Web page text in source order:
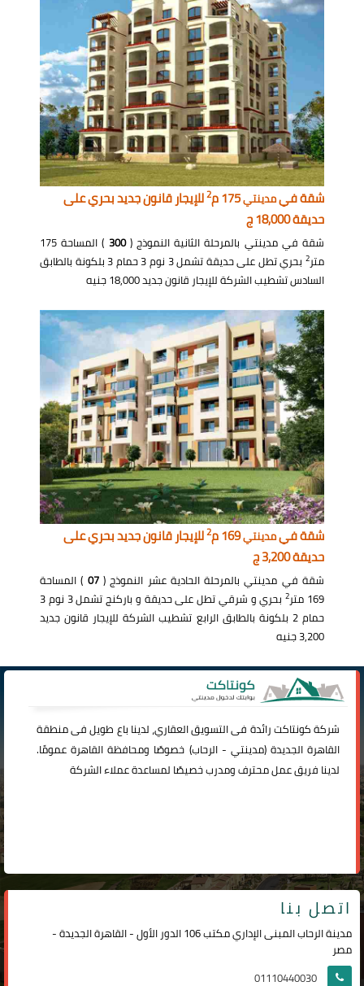
شقة فيمدينتي175 م 2للإيجار قانون جديد بحري على
حديقة 18,000 ج
شقة في مدينتي بالمرحلة الثانية النموذج (300
) المساحة 175
متر2
بحري تطل على حديقة تشمل 3 نوم 3 حمام 3 بلكونة بالطابق
السادس تشطيب الشركة للإيجار قانون جديد 18,000 جنيه
شقة فيمدينتي169 م 2للإيجار قانون جديد بحري على
حديقة 3,200 ج
شقة في مدينتي بالمرحلة الحادية عشر النموذج (07 ) المساحة
169 متر
2
بحري و شرقي تطل على حديقة و باركنج تشمل 3 نوم 3
حمام 2 بلكونة بالطابق الرابع تشطيب الشركة للإيجار قانون جديد
3,200 جنيه
شركةكونتاكترائدة فى التسويق العقاري، لدينا باع طويل فى منطقة
القاهرة الجديدة (مدينتي -الرحاب) خصوصًا ومحافظة القاهرة عمومًا.
لدينا فريق عمل محترف ومدرب خصيصًا لمساعدة عملاء الشركة
اتصل بنا
مدينة الرحاب المبنى الإداري مكتب 106 الدور الأول - القاهرة الجديدة -
مصر
01110440030